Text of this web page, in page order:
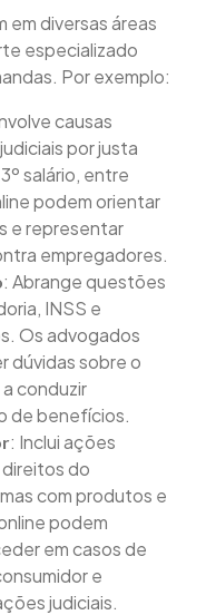
em diversas áreas
especializado
Por exemplo:
causas
por justa
salário, entre
podem orientar
e representar
empregadores.
: Abrange questões
INSS e
Os advogados
dúvidas sobre o
conduzir
de benefícios.
: Inclui ações
do
com produtos e
podem
em casos de
e
judiciais.